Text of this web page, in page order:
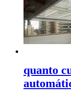
quanto